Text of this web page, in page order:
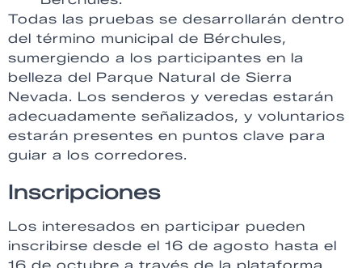
Todas las pruebas se desarrollarán dentro
del término municipal de Bérchules,
sumergiendo a los participantes en la
belleza del Parque Natural de Sierra
Nevada. Los senderos y veredas estarán
adecuadamente señalizados, y voluntarios
estarán presentes en puntos clave para
guiar a los corredores.
Inscripciones
Los interesados en participar pueden
inscribirse desde el 16 de agosto hasta el